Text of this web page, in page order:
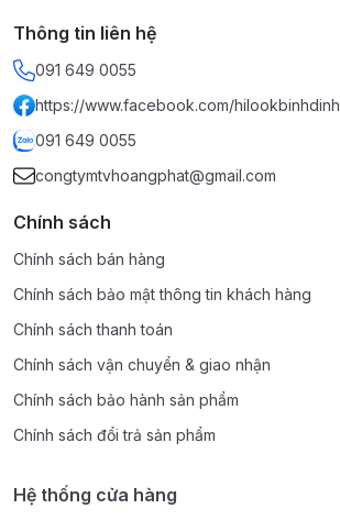
Network Security
HARDWARE
Ethernet Ports
Thông tin liên hệ
091 649 0055
https://www.facebook.com/hilookbinhdinh
091 649 0055
congtymtvhoangphat@gmail.com
Chính sách
Chính sách bán hàng
Chính sách bảo mật thông tin khách hàng
Chính sách thanh toán
Chính sách vận chuyển & giao nhận
Chính sách bảo hành sản phẩm
Chính sách đổi trả sản phẩm
Hệ thống cửa hàng